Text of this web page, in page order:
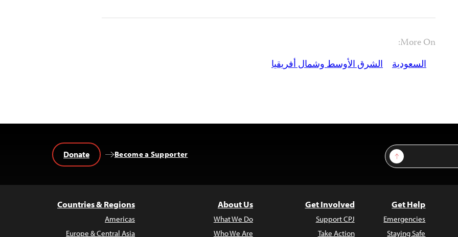
More On:
السعودية
الشرق الأوسط وشمال أفريقيا
Sign Up
Become a Supporter
Donate
Get Help
Emergencies
Staying Safe
Get Involved
Support CPJ
Take Action
About Us
What We Do
Who We Are
Countries & Regions
Americas
Europe & Central Asia